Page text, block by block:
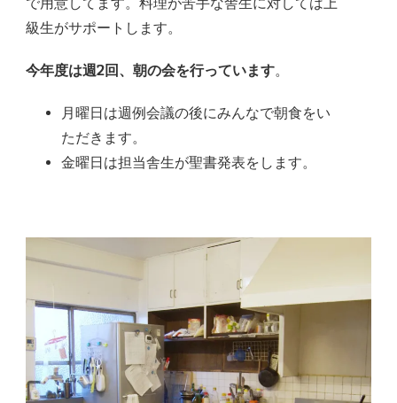
で用意してます。料理が苦手な舎生に対しては上
級生がサポートします。
今年度は週2回、朝の会を行っています。
月曜日は週例会議の後にみんなで朝食をい
ただきます。
金曜日は担当舎生が聖書発表をします。